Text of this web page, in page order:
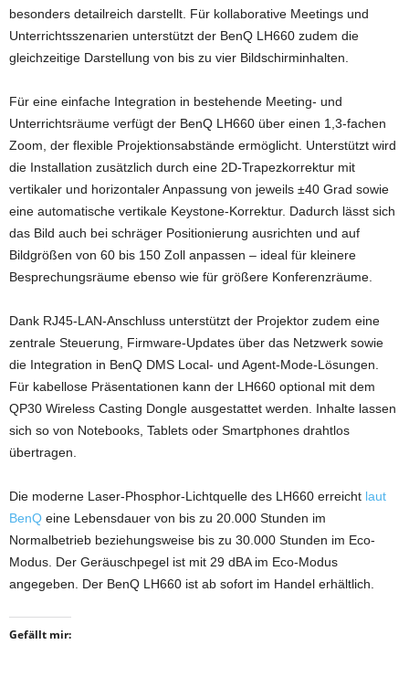
besonders detailreich darstellt. Für kollaborative Meetings und
Unterrichtsszenarien unterstützt der BenQ LH660 zudem die
gleichzeitige Darstellung von bis zu vier Bildschirminhalten.
Für eine einfache Integration in bestehende Meeting- und
Unterrichtsräume verfügt der BenQ LH660 über einen 1,3-fachen
Zoom, der flexible Projektionsabstände ermöglicht. Unterstützt wird
die Installation zusätzlich durch eine 2D-Trapezkorrektur mit
vertikaler und horizontaler Anpassung von jeweils ±40 Grad sowie
eine automatische vertikale Keystone-Korrektur. Dadurch lässt sich
das Bild auch bei schräger Positionierung ausrichten und auf
Bildgrößen von 60 bis 150 Zoll anpassen – ideal für kleinere
Besprechungsräume ebenso wie für größere Konferenzräume.
Dank RJ45-LAN-Anschluss unterstützt der Projektor zudem eine
zentrale Steuerung, Firmware-Updates über das Netzwerk sowie
die Integration in BenQ DMS Local- und Agent-Mode-Lösungen.
Für kabellose Präsentationen kann der LH660 optional mit dem
QP30 Wireless Casting Dongle ausgestattet werden. Inhalte lassen
sich so von Notebooks, Tablets oder Smartphones drahtlos
übertragen.
Die moderne Laser-Phosphor-Lichtquelle des LH660 erreicht laut
BenQ eine Lebensdauer von bis zu 20.000 Stunden im
Normalbetrieb beziehungsweise bis zu 30.000 Stunden im Eco-
Modus. Der Geräuschpegel ist mit 29 dBA im Eco-Modus
angegeben. Der BenQ LH660 ist ab sofort im Handel erhältlich.
Gefällt mir: